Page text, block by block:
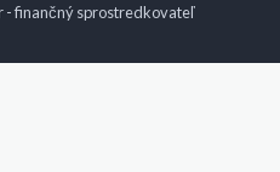
- finančný sprostredkovateľ